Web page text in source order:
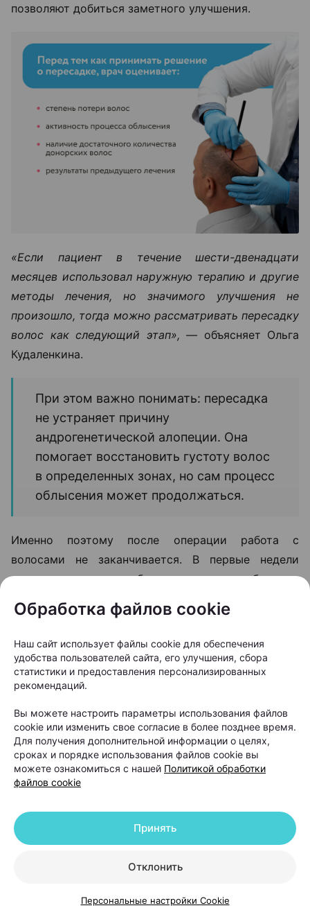
позволяют добиться заметного улучшения.
«Если пациент в течение шести-двенадцати
месяцев использовал наружную терапию и другие
методы лечения, но значимого улучшения не
произошло, тогда можно рассматривать пересадку
волос как следующий этап», — объясняет Ольга
Кудаленкина.
При этом важно понимать: пересадка
не устраняет причину
андрогенетической алопеции. Она
помогает восстановить густоту волос
в определенных зонах, но сам процесс
облысения может продолжаться.
Именно поэтому после операции работа с
волосами не заканчивается. В первые недели
после пересадки необходимо строго соблюдать
советуют:
избегать интенсивных физических нагрузок;
отказаться от посещения бани и сауны;
не загорать и не находиться долго под
прямыми солнечными лучами;
временно отказаться от агрессивных средств
для укладки;
не использовать пилинги для кожи головы.
кожи головы и приживлению пересаженных
фолликулов. Для этого в программы реабилитации
«Светолечение и плазмотерапия
Обработка файлов cookie
Наш сайт использует файлы cookie для обеспечения
удобства пользователей сайта, его улучшения, сбора
статистики и предоставления персонализированных
рекомендаций.
Вы можете настроить параметры использования файлов
cookie или изменить свое согласие в более позднее время.
Для получения дополнительной информации о целях,
сроках и порядке использования файлов cookie вы
можете ознакомиться с нашей Политикой обработки
файлов cookie
Отклонить
Принять
Персональные настройки Cookie